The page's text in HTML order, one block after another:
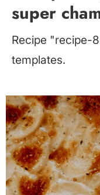
super
Recipe "recipe-
templates.